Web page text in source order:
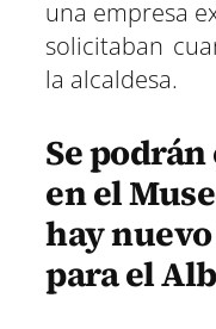
una empresa
solicitaban
la alcaldesa.
Se
en el
hay
para el